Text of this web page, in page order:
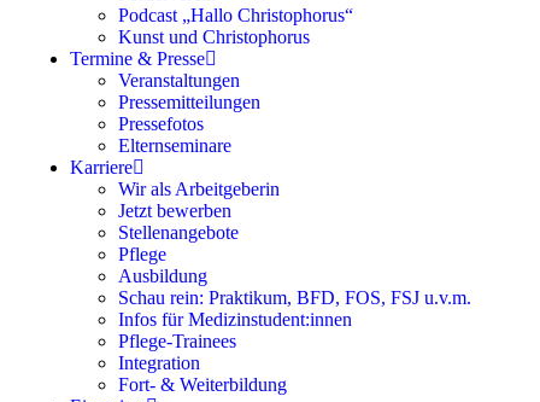
Podcast „Hallo Christophorus“
Kunst und Christophorus
Termine & Presse
Veranstaltungen
Pressemitteilungen
Pressefotos
Elternseminare
Karriere
Wir als Arbeitgeberin
Jetzt bewerben
Stellenangebote
Pflege
Ausbildung
Schau rein: Praktikum, BFD, FOS, FSJ u.v.m.
Infos für Medizinstudent:innen
Pflege-Trainees
Integration
Fort- & Weiterbildung